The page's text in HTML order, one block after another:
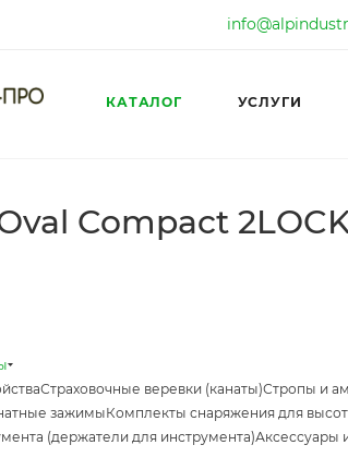
КАТАЛОГ УСЛУГИ
Compact
Страховочные веревки (канаты)Стропы и
зажимыКомплекты снаряжения для
(держатели для инструмента)Аксессуары